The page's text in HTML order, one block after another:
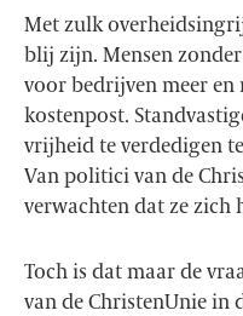
Met zulk
blij zijn. Mensen
voor bedrijven meer en
kostenpost.
vrijheid te verdedigen
Van politici van de
verwachten dat ze zich
Toch is dat maar de
van de ChristenUnie in